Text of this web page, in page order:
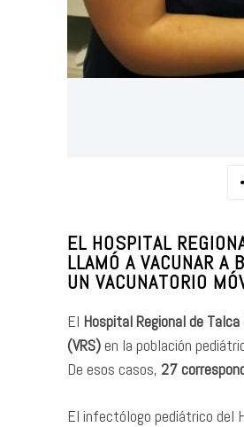
EL HOSPITAL
LLAMÓ A VACUNAR A
UN VACUNATORIO
El Hospital Regional de Talca
(VRS)en la población
De esos casos, 27
El infectólogo pediátrico del